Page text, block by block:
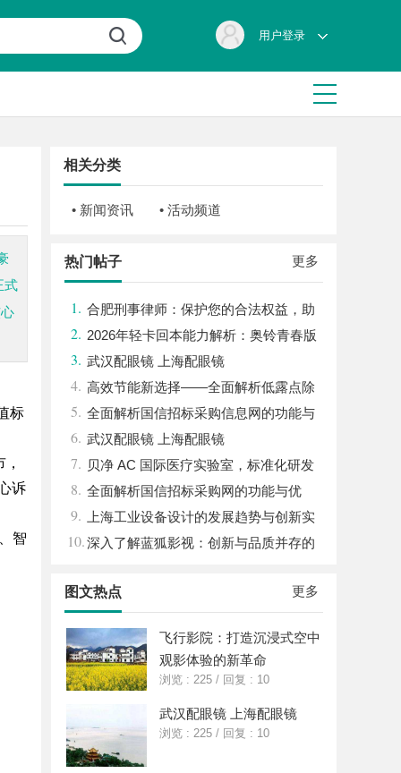
用户登录
式
标
诉
智
相关分类
• 新闻资讯 • 活动频道
更多
热门帖子
1. 合肥刑事律师：保护您的合法权益，助
您走出法律困境
2. 2026年轻卡回本能力解析：奥铃青春版
回本关键因素与高潜力车型介绍
3. 武汉配眼镜 上海配眼镜
4. 高效节能新选择——全面解析低露点除
湿机的应用与优势
5. 全面解析国信招标采购信息网的功能与
优势
6. 武汉配眼镜 上海配眼镜
7. 贝净 AC 国际医疗实验室，标准化研发
体系全解析
8. 全面解析国信招标采购网的功能与优
势，助力企业高效招标采购
9.
上海工业设备设计的发展趋势与创新实
践探索
10.深入了解蓝狐影视：创新与品质并存的
更多
图文热点
飞行影院：打造沉浸式空中
观影体验的新革命
浏览 : 225 / 回复 : 10
武汉配眼镜 上海配眼镜
浏览 : 225 / 回复 : 10